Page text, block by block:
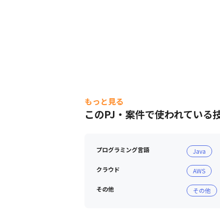
もっと見る
このPJ・案件で使われている
プログラミング言語 Java
クラウド AWS
その他 その他